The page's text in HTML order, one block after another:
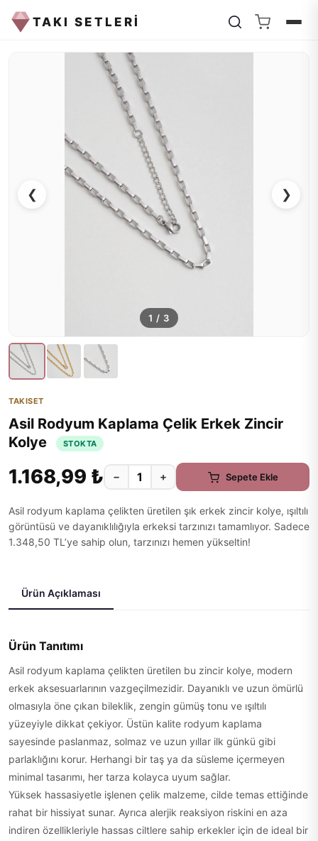
TAKI SETLERİ
❮ ❯
1 / 3
TAKISET
Asil Rodyum Kaplama Çelik Erkek Zincir
Kolye
STOKTA
1.168,99 ₺ − + Sepete Ekle
Asil rodyum kaplama çelikten üretilen şık erkek zincir kolye, ışıltılı
görüntüsü ve dayanıklılığıyla erkeksi tarzınızı tamamlıyor. Sadece
1.348,50 TL’ye sahip olun, tarzınızı hemen yükseltin!
Ürün Açıklaması
Ürün Tanıtımı
Asil rodyum kaplama çelikten üretilen bu zincir kolye, modern
erkek aksesuarlarının vazgeçilmezidir. Dayanıklı ve uzun ömürlü
olmasıyla öne çıkan bileklik, zengin gümüş tonu ve ışıltılı
yüzeyiyle dikkat çekiyor. Üstün kalite rodyum kaplama
sayesinde paslanmaz, solmaz ve uzun yıllar ilk günkü gibi
parlaklığını korur. Herhangi bir taş ya da süsleme içermeyen
minimal tasarımı, her tarza kolayca uyum sağlar.
Yüksek hassasiyetle işlenen çelik malzeme, cilde temas ettiğinde
rahat bir hissiyat sunar. Ayrıca alerjik reaksiyon riskini en aza
indiren özellikleriyle hassas ciltlere sahip erkekler için de ideal bir